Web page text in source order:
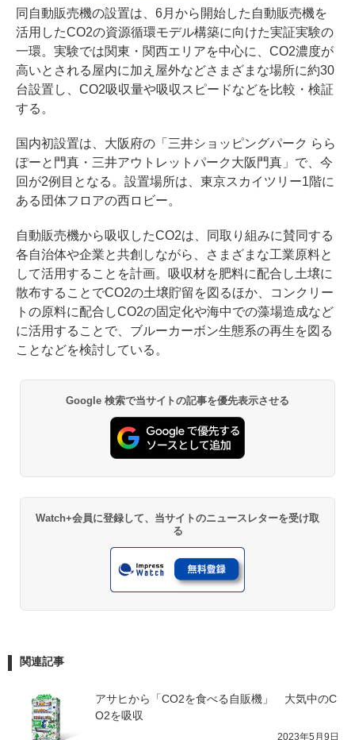
同自動販売機の設置は、6月から開始した自動販売機を
活用したCO2の資源循環モデル構築に向けた実証実験の
一環。実験では関東・関西エリアを中心に、CO2濃度が
高いとされる屋内に加え屋外などさまざまな場所に約30
台設置し、CO2吸収量や吸収スピードなどを比較・検証
する。
国内初設置は、大阪府の「三井ショッピングパーク らら
ぽーと門真・三井アウトレットパーク大阪門真」で、今
回が2例目となる。設置場所は、東京スカイツリー1階に
ある団体フロアの西ロビー。
自動販売機から吸収したCO2は、同取り組みに賛同する
各自治体や企業と共創しながら、さまざまな工業原料と
して活用することを計画。吸収材を肥料に配合し土壌に
散布することでCO2の土壌貯留を図るほか、コンクリー
トの原料に配合しCO2の固定化や海中での藻場造成など
に活用することで、ブルーカーボン生態系の再生を図る
ことなどを検討している。
Google 検索で当サイトの記事を優先表示させる
Watch+会員に登録して、当サイトのニュースレターを受け取
る
関連記事
アサヒから「CO2を食べる自販機」　大気中のC
O2を吸収
2023年5月9日